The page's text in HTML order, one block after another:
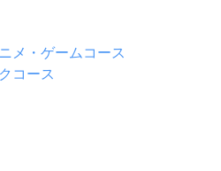
メ・ゲームコース
コース